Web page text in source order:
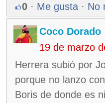
0 · Me gusta · No
Coco Dorado
19 de marzo
Herrera subió por
porque no lanzo
Boris de donde es